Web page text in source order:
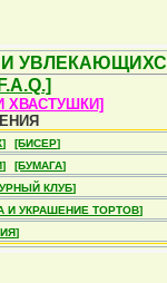
ХВАСТУШКИ]
[БИСЕР]
[БУМАГА]
КЛУБ]
И УКРАШЕНИЕ ТОРТОВ]